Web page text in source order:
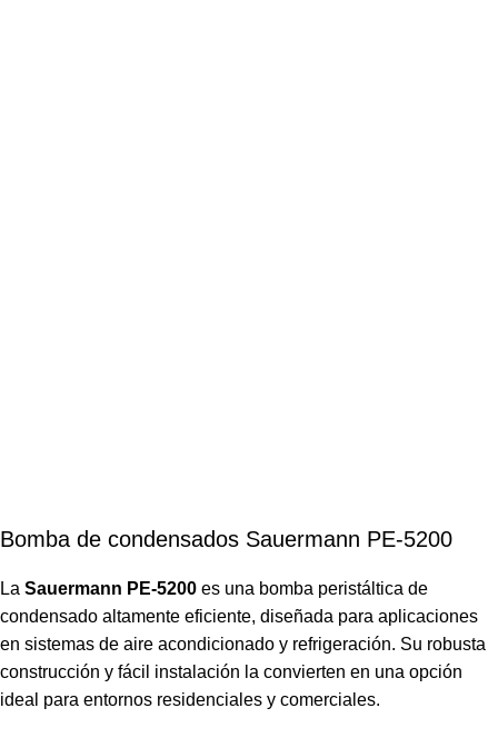
Bomba de condensados Sauermann PE-5200
La Sauermann PE-5200 es una bomba peristáltica de
condensado altamente eficiente, diseñada para aplicaciones
en sistemas de aire acondicionado y refrigeración. Su robusta
construcción y fácil instalación la convierten en una opción
ideal para entornos residenciales y comerciales.